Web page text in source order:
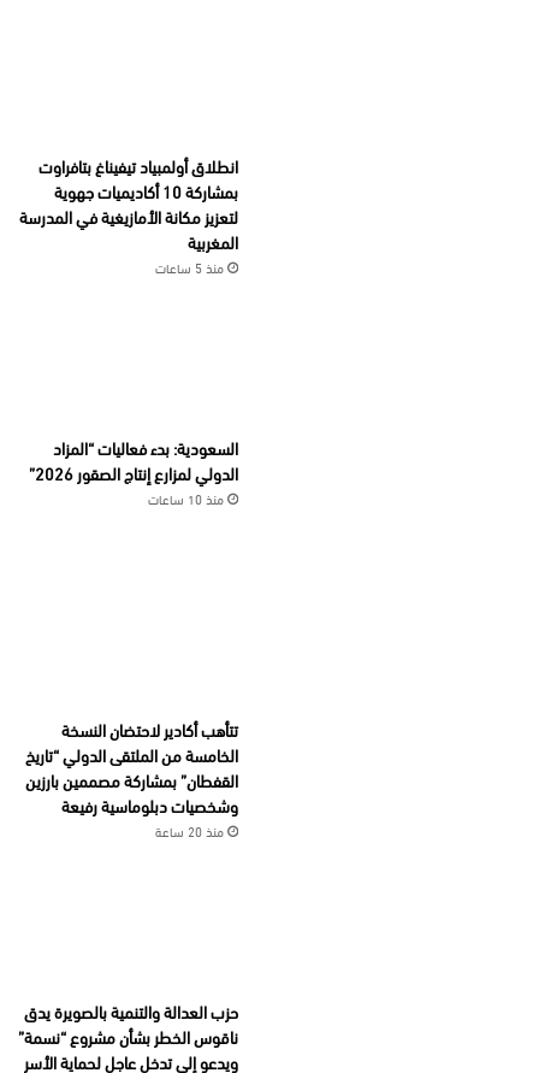
انطلاق أولمبياد تيفيناغ بتافراوت
بمشاركة 10 أكاديميات جهوية
لتعزيز مكانة الأمازيغية في المدرسة
المغربية
منذ 5 ساعات
السعودية: بدء فعاليات “المزاد
الدولي لمزارع إنتاج الصقور 2026”
منذ 10 ساعات
تتأهب أكادير لاحتضان النسخة
الخامسة من الملتقى الدولي “تاريخ
القفطان” بمشاركة مصممين بارزين
وشخصيات دبلوماسية رفيعة
منذ 20 ساعة
حزب العدالة والتنمية بالصويرة يدق
ناقوس الخطر بشأن مشروع “نسمة”
ويدعو إلى تدخل عاجل لحماية الأسر